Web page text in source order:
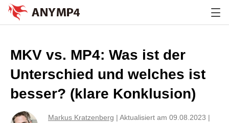
MKV vs. MP4: Was ist der
Unterschied und welches ist
besser? (klare Konklusion)
Markus Kratzenberg | Aktualisiert am 09.08.2023 |